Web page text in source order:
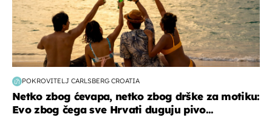
POKROVITELJ CARLSBERG CROATIA
Netko zbog ćevapa, netko zbog drške za motiku:
Evo zbog čega sve Hrvati duguju pivo...